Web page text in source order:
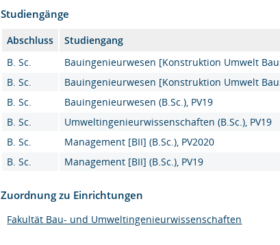
Studiengänge
Abschluss Studiengang
B. Sc.
Bauingenieurwesen [Konstruktion Umwelt
B. Sc.
Bauingenieurwesen [Konstruktion Umwelt
B. Sc.
Bauingenieurwesen (B.Sc.), PV19
B. Sc.
Umweltingenieurwissenschaften (B.Sc.), PV19
B. Sc.
Management [BII] (B.Sc.), PV2020
B. Sc.
Management [BII] (B.Sc.), PV19
Zuordnung zu Einrichtungen
Fakultät Bau- und Umweltingenieurwissenschaften